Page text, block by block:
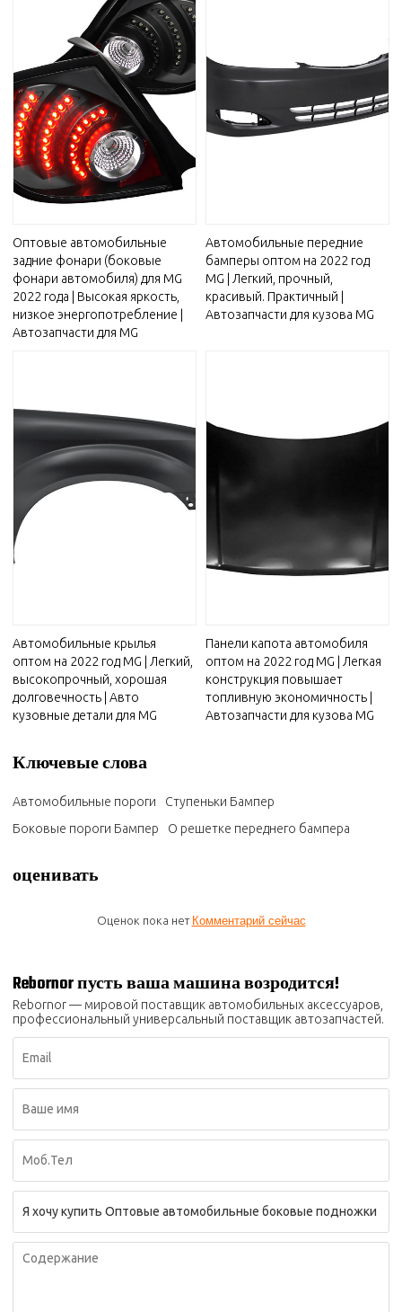
Оптовые автомобильные
задние фонари (боковые
фонари автомобиля) для MG
2022 года | Высокая яркость,
низкое энергопотребление |
Автозапчасти для MG
Автомобильные передние
бамперы оптом на 2022 год
MG | Легкий, прочный,
красивый. Практичный |
Автозапчасти для кузова MG
Автомобильные крылья
оптом на 2022 год MG | Легкий,
высокопрочный, хорошая
долговечность | Авто
кузовные детали для MG
Панели капота автомобиля
оптом на 2022 год MG | Легкая
конструкция повышает
топливную экономичность |
Автозапчасти для кузова MG
Ключевые слова
Автомобильные пороги
Ступеньки Бампер
Боковые пороги Бампер
О решетке переднего бампера
оценивать
Оценок пока нет Комментарий сейчас
Rebornor пусть ваша машина возродится!
Rebornor — мировой поставщик автомобильных аксессуаров,
профессиональный универсальный поставщик автозапчастей.